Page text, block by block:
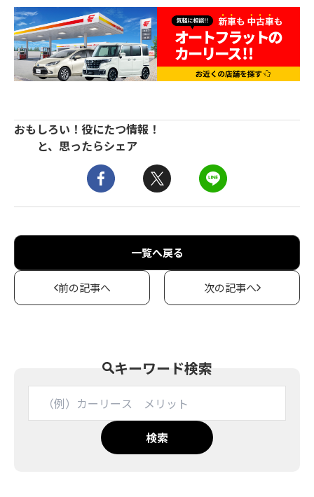
おもしろい！役にたつ情報！
と、思ったらシェア
一覧へ戻る
前の記事へ 次の記事へ
キーワード検索
検索